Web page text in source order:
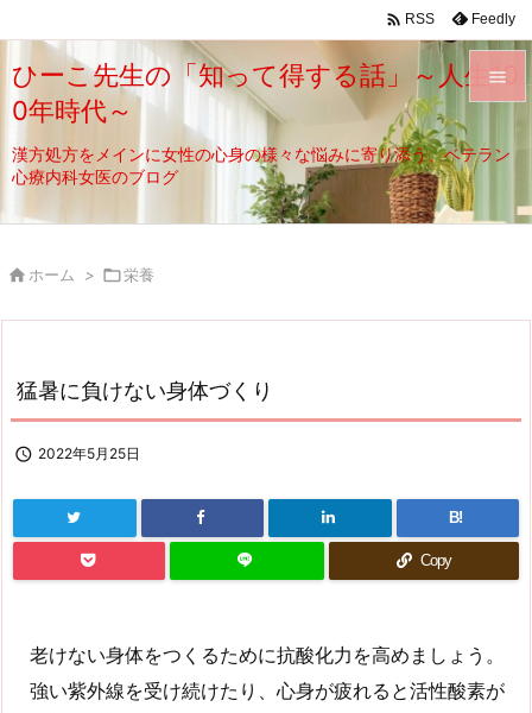
ひーこ先生の「知って得する話」～人生10
0年時代～
漢方処方をメインに女性の心身の様々な悩みに寄り添う、ベテラン
心療内科女医のブログ

メニュ
サイド
 RSS Feedly
 ホーム > 栄養
猛暑に負けない身体づくり
 2022年5月25日
B!
Copy
老けない身体をつくるために抗酸化力を高めましょう。
強い紫外線を受け続けたり、心身が疲れると活性酸素が